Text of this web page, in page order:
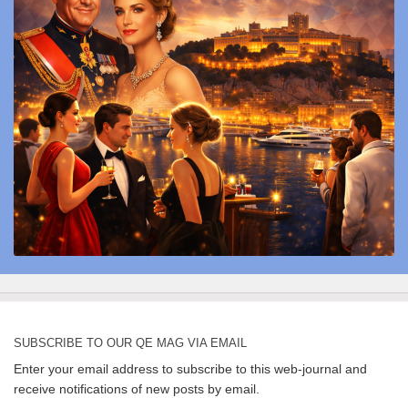
SUBSCRIBE TO OUR QE MAG VIA EMAIL
Enter your email address to subscribe to this web-journal and
receive notifications of new posts by email.